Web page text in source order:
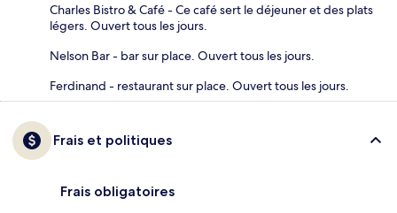
Charles Bistro & Café - Ce café sert le déjeuner et des plats
légers. Ouvert tous les jours.
Nelson Bar - bar sur place. Ouvert tous les jours.
Ferdinand - restaurant sur place. Ouvert tous les jours.
Frais et politiques
Frais obligatoires